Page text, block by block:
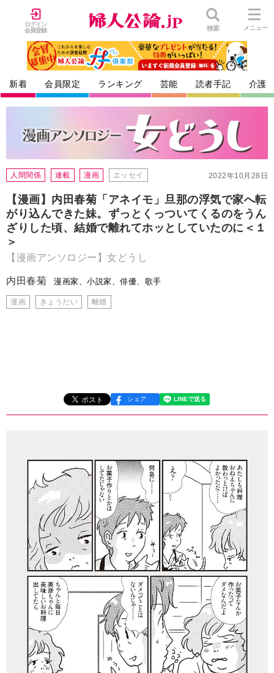
ログイン
会員登録
検索 メニュー
新着 会員限定 ランキング 芸能 読者手記 介護
2022年10月28日
人間関係 連載 漫画 エッセイ
【漫画】内田春菊「アネイモ」旦那の浮気で家へ転
がり込んできた妹。ずっとくっついてくるのをうん
ざりした頃、結婚で離れてホッとしていたのに＜１
＞
【漫画アンソロジー】女どうし
内田春菊 漫画家、小説家、俳優、歌手
漫画 きょうだい 離婚
シェア